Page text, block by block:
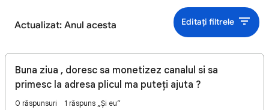
Editați filtrele
Actualizat: Anul acesta
Buna ziua , doresc sa monetizez canalul si sa
primesc la adresa plicul ma puteți ajuta ?
0 răspunsuri 1 răspuns „Și eu”